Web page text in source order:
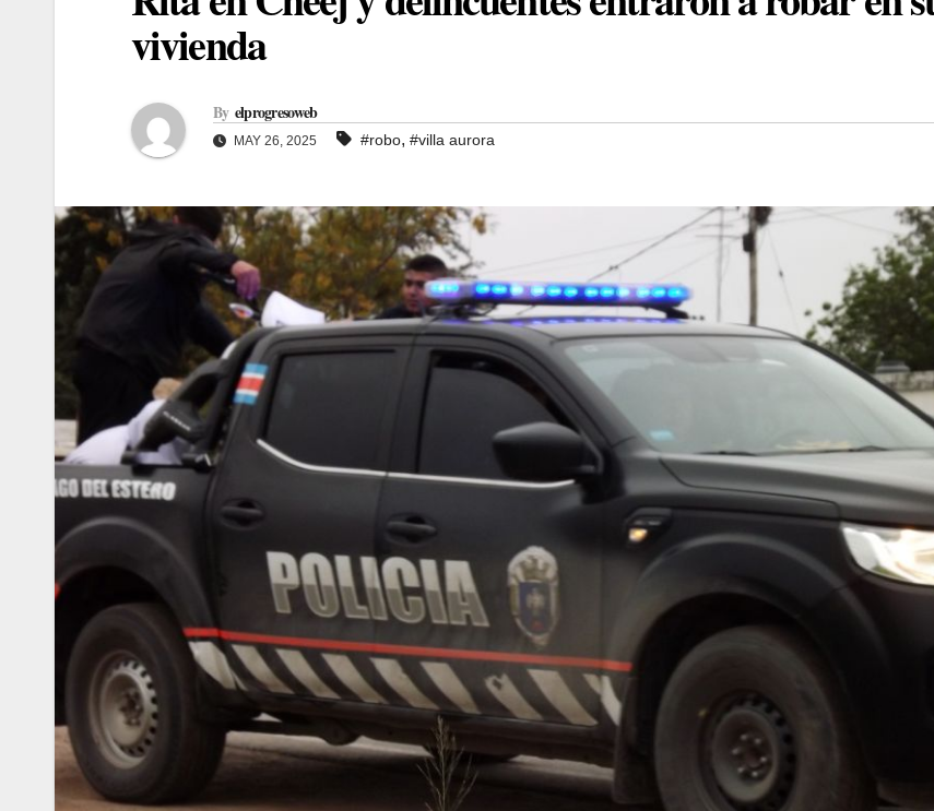
vivienda
By elprogresoweb
MAY 26, 2025 #robo, #villa aurora